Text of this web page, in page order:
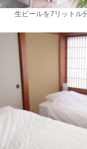
生ビールを7リットル